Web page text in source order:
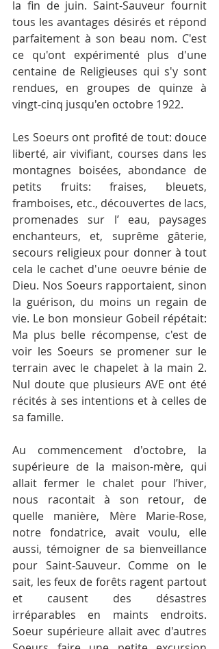
la fin de juin. Saint-Sauveur fournit
tous les avantages désirés et répond
parfaitement à son beau nom. C'est
ce qu'ont expérimen­té plus d'une
centaine de Religieuses qui s'y sont
rendues, en groupes de quinze à
vingt-cinq jusqu'en octobre 1922.
Les Soeurs ont profité de tout: douce
liberté, air vivifiant, courses dans les
montagnes boisées, abondance de
petits fruits: fraises, bleuets,
framboises, etc., découvertes de lacs,
promenades sur l’ eau, paysages
enchanteurs, et, suprême gâterie,
secours religieux pour donner à tout
cela le cachet d'une oeuvre bénie de
Dieu. Nos Soeurs rapportaient, sinon
la guérison, du moins un regain de
vie. Le bon monsieur Gobeil ré­pétait:
Ma plus belle récompense, c'est de
voir les Soeurs se promener sur le
terrain avec le chapelet à la main 2.
Nul doute que plusieurs AVE ont été
récités à ses intentions et à celles de
sa famille.
Au commencement d'octobre, la
supérieure de la maison-mère, qui
allait fermer le chalet pour l’hiver,
nous racontait à son retour, de
quelle manière, Mère Marie-Rose,
notre fondatrice, avait voulu, elle
aussi, témoigner de sa bienveillance
pour Saint-Sauveur. Comme on le
sait, les feux de forêts ragent partout
et causent des désastres
irréparables en maints endroits.
Soeur supérieure allait avec d'autres